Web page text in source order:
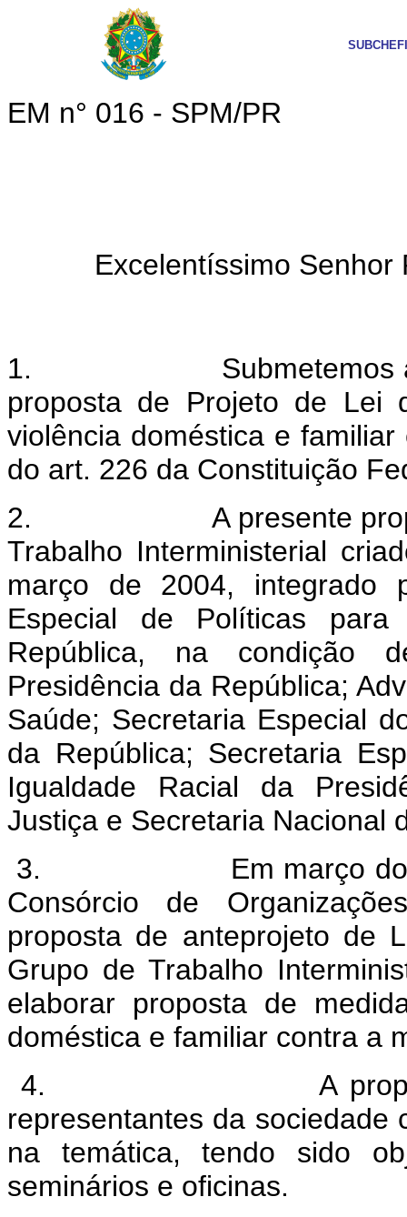
EM n° 016 - SPM/PR
Excelentíssimo Senhor
1.
Submetemos
proposta de Projeto de Lei
violência doméstica e
do art. 226 da Constituição
2.
A presente
Trabalho Interministerial
março de 2004, integrado
Especial de Políticas
República, na condição
Presidência da República;
Saúde; Secretaria Especial
da República; Secretaria
Igualdade Racial da
Justiça e Secretaria Nacional
3.
Em março
Consórcio de
proposta de anteprojeto de
Grupo de Trabalho
elaborar proposta de
doméstica e familiar contra a
4.
A
representantes da sociedade
na temática, tendo sido
seminários e oficinas.